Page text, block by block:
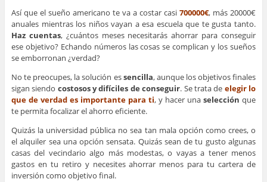
Así que el sueño americano te va a costar casi700000€, más 20000€
anuales mientras los niños vayan a esa escuela que te gusta tanto.
Haz cuentas, ¿cuántos meses necesitarás ahorrar para conseguir
ese objetivo? Echando números las cosas se complican y los sueños
se emborronan ¿verdad?
No te preocupes, la solución essencilla, aunque los objetivos finales
sigan siendo costosos y difíciles de conseguir. Se trata de elegir lo
que de verdad es importante para ti, y hacer unaselección que
te permita focalizar el ahorro eficiente.
Quizás la universidad pública no sea tan mala opción como crees, o
el alquiler sea una opción sensata. Quizás sean de tu gusto algunas
casas del vecindario algo más modestas, o vayas a tener menos
gastos en tu retiro y necesites ahorrar menos para tu cartera de
inversión como objetivo final.